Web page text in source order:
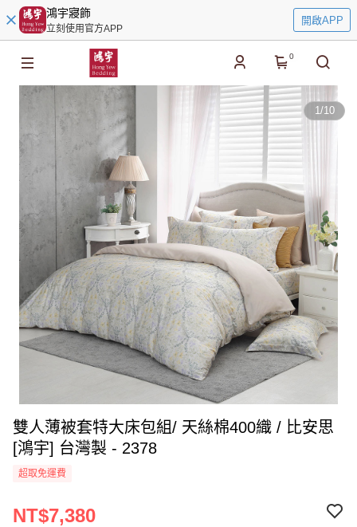
鴻宇寢飾
立刻使用官方APP
開啟APP
0
1/10
雙人薄被套特大床包組/ 天絲棉400織 / 比安思
[鴻宇] 台灣製 - 2378
超取免運費
NT$7,380